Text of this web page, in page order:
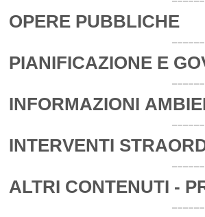
OPERE PUBBLICHE
PIANIFICAZIONE E
INFORMAZIONI
INTERVENTI
ALTRI CONTENUTI -